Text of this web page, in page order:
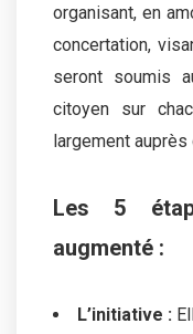
organisant, en
concertation,
seront soumis
citoyen sur
largement
Les 5
augmenté :
L’initiative :